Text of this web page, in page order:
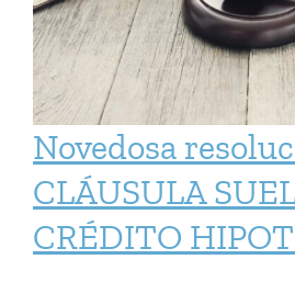
Italian Desk
Blog
Novedosa
CLÁUSULA
CRÉDITO